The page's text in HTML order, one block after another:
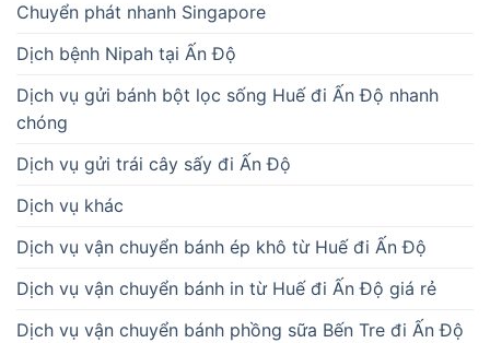
Chuyển phát nhanh Singapore
Dịch bệnh Nipah tại Ấn Độ
Dịch vụ gửi bánh bột lọc sống Huế đi Ấn Độ nhanh
chóng
Dịch vụ gửi trái cây sấy đi Ấn Độ
Dịch vụ khác
Dịch vụ vận chuyển bánh ép khô từ Huế đi Ấn Độ
Dịch vụ vận chuyển bánh in từ Huế đi Ấn Độ giá rẻ
Dịch vụ vận chuyển bánh phồng sữa Bến Tre đi Ấn Độ